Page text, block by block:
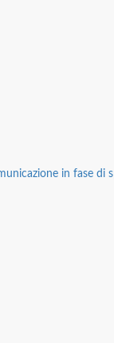
in fase di